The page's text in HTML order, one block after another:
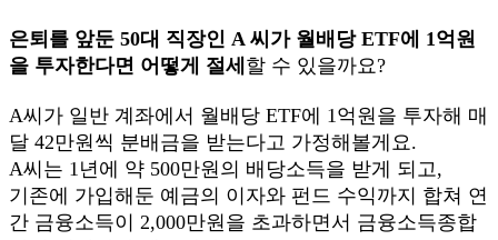
은퇴를 앞둔 50대 직장인 A 씨가 월배당 ETF에 1억원
을 투자한다면 어떻게 절세 할 수 있을까요?
A씨가 일반 계좌에서 월배당 ETF에 1억원을 투자해 매
달 42만원씩 분배금을 받는다고 가정해볼게요.
A씨는 1년에 약 500만원의 배당소득을 받게 되고,
기존에 가입해둔 예금의 이자와 펀드 수익까지 합쳐 연
간 금융소득이 2,000만원을 초과하면서 금융소득종합